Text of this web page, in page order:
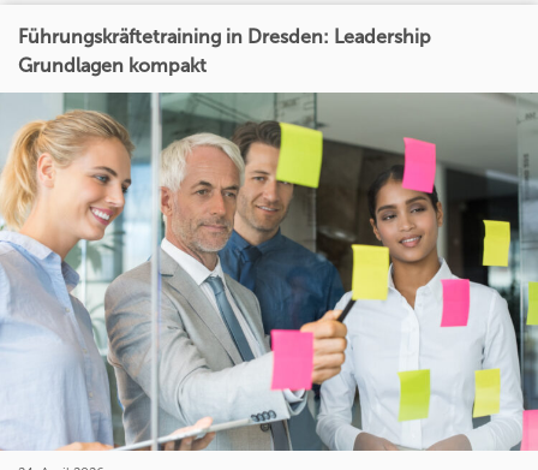
Führungskräftetraining in Dresden: Leadership
Grundlagen kompakt